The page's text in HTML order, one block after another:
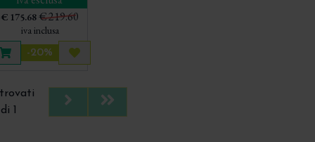
più tardi
€ 175.68€ 219.60
iva inclusa
Aggiungi al carrello
-20%
Acquista più tardi
trovati
1
NextLast